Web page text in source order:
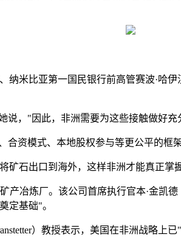
米比亚第一国民银行前高管赛波·哈
，"因此，非洲需要为这些接触做好
资模式、本地股权参与等更公平的框
矿石出口到海外，这样非洲才能真正掌
产冶炼厂。该公司首席执行官本·金凯
定基础"。
）教授表示，美国在非洲战略